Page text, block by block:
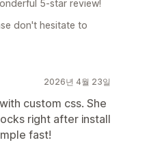
5-star review!
don't hesitate to
2026년 4월 23일
custom css. She
right after install
fast!